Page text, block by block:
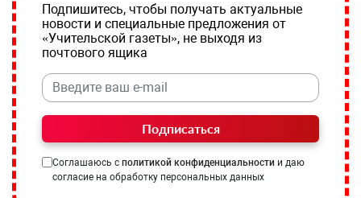
Подпишитесь, чтобы получать актуальные
новости и специальные предложения от
«Учительской газеты», не выходя из
почтового ящика
Подписаться
Соглашаюсь с политикой конфиденциальности и даю
согласие на обработку персональных данных